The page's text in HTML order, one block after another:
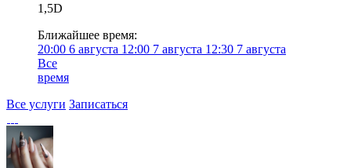
1,5D
Ближайшее время:
20:00 6 августа 12:00 7 августа 12:30 7 августа
Все
время
Все услуги Записаться